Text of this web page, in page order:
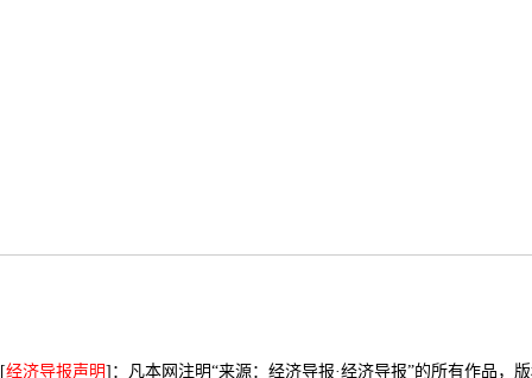
[经济导报声明]：凡本网注明“来源：经济导报·经济导报”的所有作品，